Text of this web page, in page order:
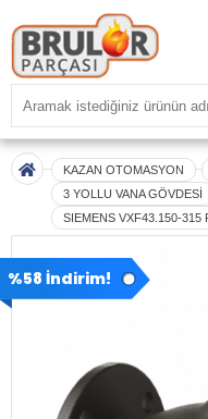
KAZAN OTOMASYON
3 YOLLU VANA GÖVDESİ
SIEMENS VXF43.150-315
%58 İndirim!